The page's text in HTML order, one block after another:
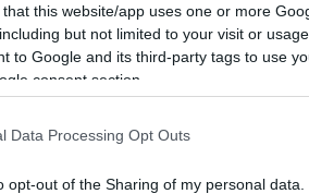
that this website/app uses one or more
but not limited to your visit or
to Google and its third-party tags to use
consent section.
Data Processing Opt Outs
opt-out of the Sharing of my personal data.